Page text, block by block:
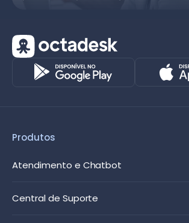
Produtos
Atendimento e Chatbot
Central de Suporte